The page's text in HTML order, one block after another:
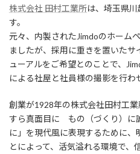
株式会社 田村工業所は、埼玉県
す。
元々、内製されたJimdoのホーム
ましたが、採用に重きを置いた
ューアルをご希望とのことで、
による社屋と社員様の撮影を行わ
創業が1928年の株式会社田村工
すら真面目に もの（づくり）
に」を現代風に表現するために、
とによって、活気溢れる環境で、